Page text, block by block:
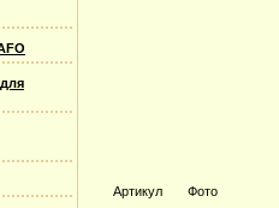
Артикул
Фото